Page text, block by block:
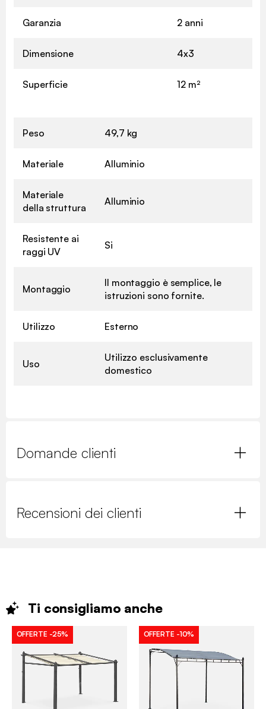
Garanzia 2 anni
Dimensione 4x3
Superficie 12 m²
Peso 49,7 kg
Materiale Alluminio
Materiale
della struttura
Alluminio
Resistente ai
raggi UV
Si
Montaggio
Il montaggio è semplice, le
istruzioni sono fornite.
Utilizzo Esterno
Uso
Utilizzo esclusivamente
domestico
Domande clienti
Recensioni dei clienti
Ti consigliamo anche
OFFERTE -25% OFFERTE -10%